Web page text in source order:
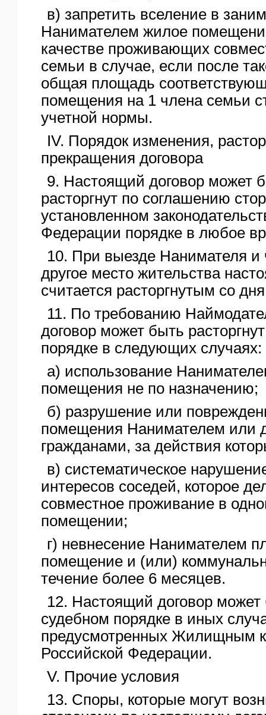
в) запретить вселение в
Нанимателем жилое
качестве проживающих
семьи в случае, если после
общая площадь
помещения на 1 члена семьи
учетной нормы.
IV. Порядок изменения,
прекращения договора
9. Настоящий договор может
расторгнут по соглашению
установленном
Федерации порядке в любое
10. При выезде Нанимателя и
другое место жительства
считается расторгнутым со
11. По требованию
договор может быть
порядке в следующих случаях:
а) использование
помещения не по назначению;
б) разрушение или
помещения Нанимателем или
гражданами, за действия
в) систематическое
интересов соседей, которое
совместное проживание в
помещении;
г) невнесение Нанимателем
помещение и (или)
течение более 6 месяцев.
12. Настоящий договор может
судебном порядке в иных
предусмотренных Жилищным
Российской Федерации.
V. Прочие условия
13. Споры, которые могут